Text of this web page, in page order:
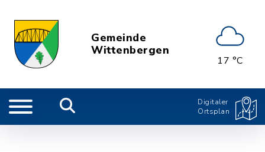
Gemeinde
Wittenbergen
17 °C
Digitaler
Ortsplan